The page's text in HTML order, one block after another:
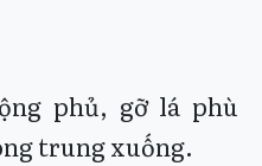
phủ, gỡ lá phù
trung xuống.